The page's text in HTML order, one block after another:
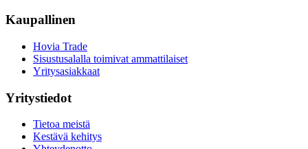
Kaupallinen
Hovia Trade
Sisustusalalla toimivat ammattilaiset
Yritysasiakkaat
Yritystiedot
Tietoa meistä
Kestävä kehitys